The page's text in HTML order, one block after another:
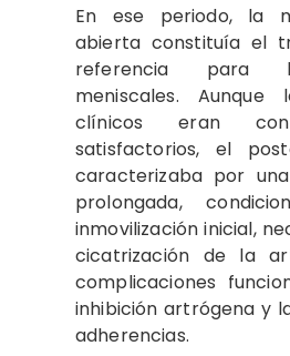
En ese periodo, la
abierta constituía el
referencia para
meniscales. Aunque
clínicos eran
satisfactorios, el
caracterizaba por
prolongada,
inmovilización inicial,
cicatrización de la
complicaciones
inhibición artrógena y
adherencias.